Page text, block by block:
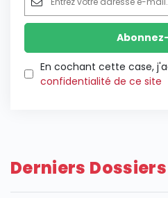
En cochant cette case,
confidentialité de ce site
Derniers Dossiers